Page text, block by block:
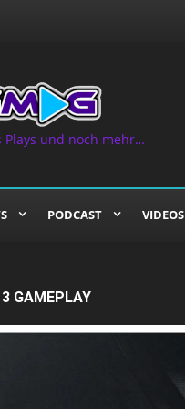
Plays und noch mehr…
PODCAST VIDEOS
GAMEPLAY